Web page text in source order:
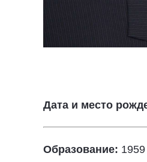
Дата и место
Образование: